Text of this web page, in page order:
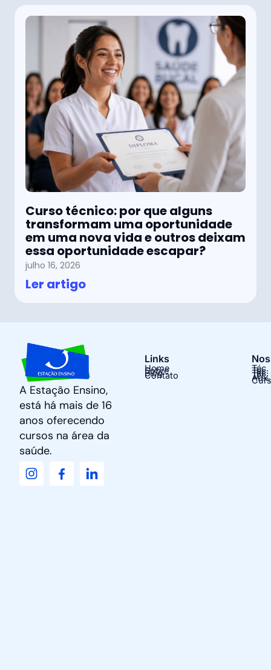
Curso técnico: por que alguns
transformam uma oportunidade
em uma nova vida e outros deixam
essa oportunidade escapar?
julho 16, 2026
Ler artigo
A Estação Ensino,
está há mais de 16
anos oferecendo
cursos na área da
saúde.
Links
Home
Sobre
Blog
Contato Tec.
Tec.